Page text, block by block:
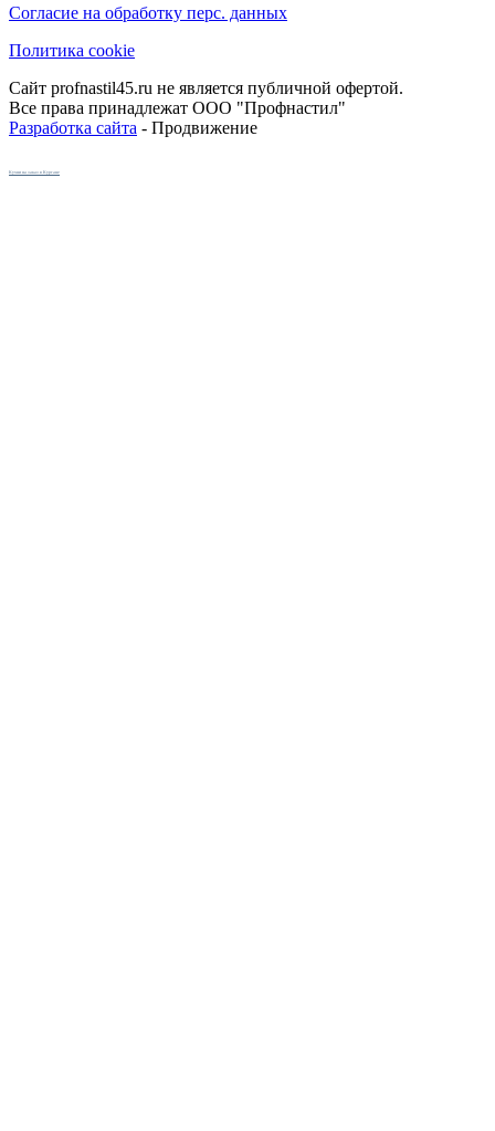
Согласие на обработку перс. данных
Политика cookie
Сайт profnastil45.ru не является публичной офертой.
Все права принадлежат ООО "Профнастил"
Разработка сайта - Продвижение
Кухни на заказ в Кургане